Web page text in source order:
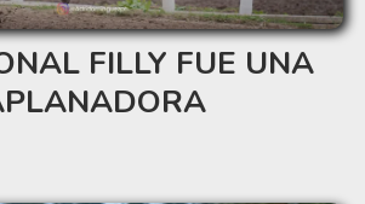
FILLY FUE UNA